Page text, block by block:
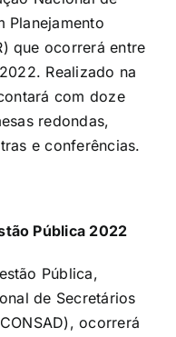
Planejamento
que ocorrerá entre
Realizado na
com doze
redondas,
e conferências.
Pública 2022
Pública,
de Secretários
ocorrerá